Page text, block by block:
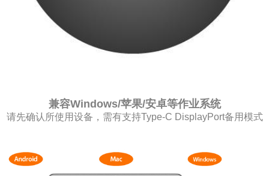
兼容Windows/苹果/安卓等作业系统
请先确认所使用设备，需有支持Type-C DisplayPort备用模式